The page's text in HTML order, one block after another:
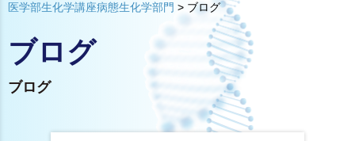
医学部生化学講座病態生化学部門 > ブログ
ブログ
ブログ